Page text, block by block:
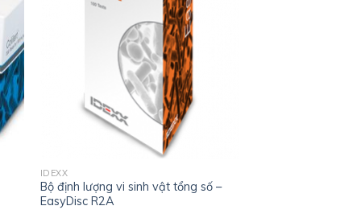
IDEXX
Bộ định lượng vi sinh vật tổng số –
EasyDisc R2A